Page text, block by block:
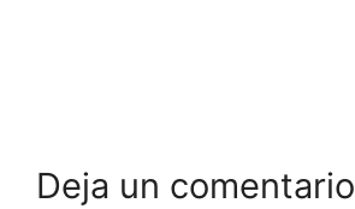
Deja un comentario